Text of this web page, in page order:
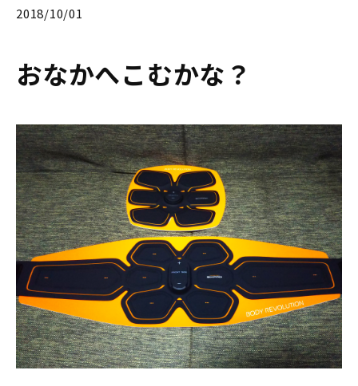
2018/10/01
おなかへこむかな？